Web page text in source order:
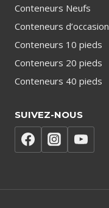
Conteneurs Neufs
Conteneurs d’occasion
Conteneurs 10 pieds
Conteneurs 20 pieds
Conteneurs 40 pieds
SUIVEZ-NOUS